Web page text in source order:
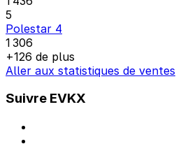
5
Polestar 4
1 306
+126 de plus
Aller aux statistiques de ventes
Suivre EVKX